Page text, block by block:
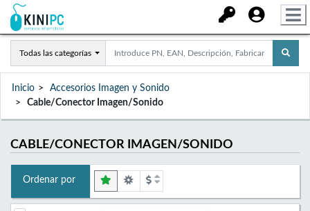
Todas las categorías
Inicio
Accesorios Imagen y Sonido
Cable/Conector Imagen/Sonido
CABLE/CONECTOR IMAGEN/SONIDO
Ordenar por